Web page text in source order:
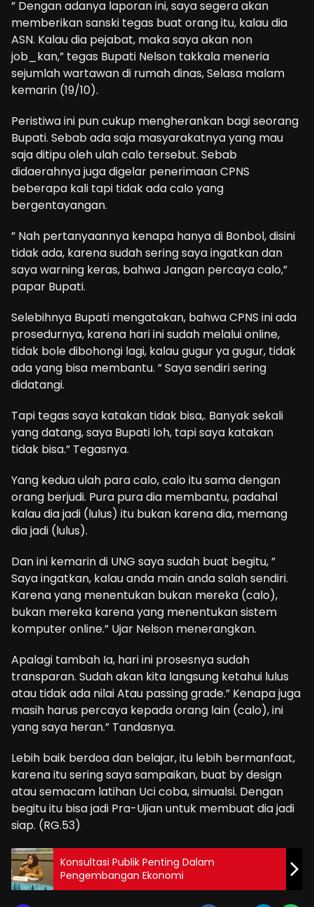
” Dengan adanya laporan ini, saya segera akan
memberikan sanski tegas buat orang itu, kalau dia
ASN. Kalau dia pejabat, maka saya akan non
job_kan,” tegas Bupati Nelson takkala meneria
sejumlah wartawan di rumah dinas, Selasa malam
kemarin (19/10).
Peristiwa ini pun cukup mengherankan bagi seorang
Bupati. Sebab ada saja masyarakatnya yang mau
saja ditipu oleh ulah calo tersebut. Sebab
didaerahnya juga digelar penerimaan CPNS
beberapa kali tapi tidak ada calo yang
bergentayangan.
” Nah pertanyaannya kenapa hanya di Bonbol, disini
tidak ada, karena sudah sering saya ingatkan dan
saya warning keras, bahwa Jangan percaya calo,”
papar Bupati.
Selebihnya Bupati mengatakan, bahwa CPNS ini ada
prosedurnya, karena hari ini sudah melalui online,
tidak bole dibohongi lagi, kalau gugur ya gugur, tidak
ada yang bisa membantu. ” Saya sendiri sering
didatangi.
Tapi tegas saya katakan tidak bisa,. Banyak sekali
yang datang, saya Bupati loh, tapi saya katakan
tidak bisa.” Tegasnya.
Yang kedua ulah para calo, calo itu sama dengan
orang berjudi. Pura pura dia membantu, padahal
kalau dia jadi (lulus) itu bukan karena dia, memang
dia jadi (lulus).
Dan ini kemarin di UNG saya sudah buat begitu, ”
Saya ingatkan, kalau anda main anda salah sendiri.
Karena yang menentukan bukan mereka (calo),
bukan mereka karena yang menentukan sistem
komputer online.” Ujar Nelson menerangkan.
Apalagi tambah Ia, hari ini prosesnya sudah
transparan. Sudah akan kita langsung ketahui lulus
atau tidak ada nilai Atau passing grade.” Kenapa juga
masih harus percaya kepada orang lain (calo), ini
yang saya heran.” Tandasnya.
Lebih baik berdoa dan belajar, itu lebih bermanfaat,
karena itu sering saya sampaikan, buat by design
atau semacam latihan Uci coba, simualsi. Dengan
begitu itu bisa jadi Pra-Ujian untuk membuat dia jadi
siap. (RG.53)
Konsultasi Publik Penting Dalam
Pengembangan Ekonomi